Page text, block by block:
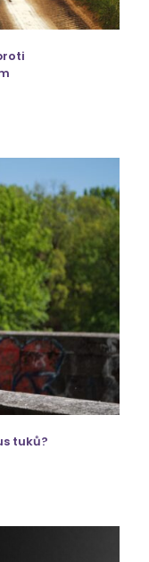
tuků?